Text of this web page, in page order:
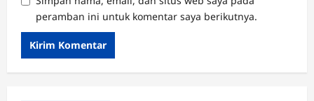
peramban ini untuk komentar saya berikutnya.